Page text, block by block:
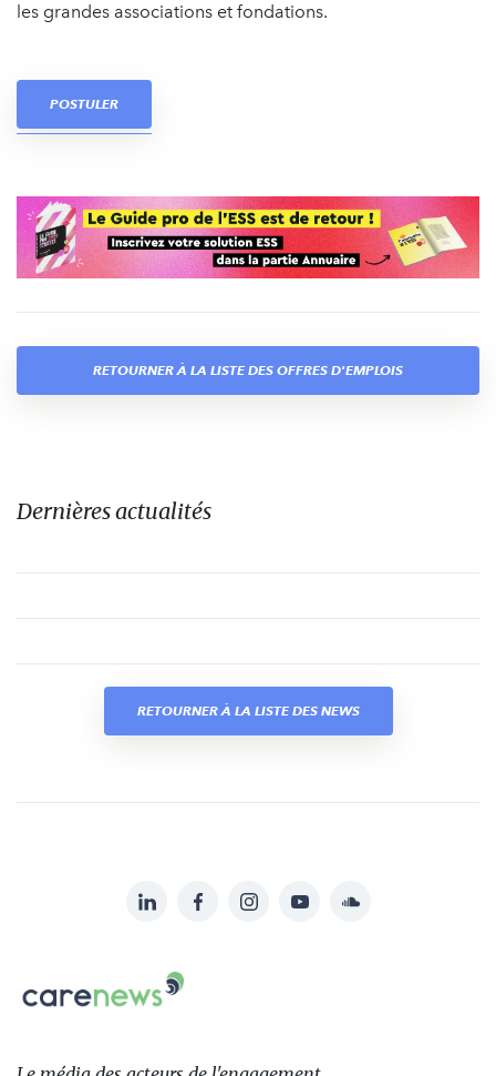
les grandes associations et fondations.
POSTULER
RETOURNER À LA LISTE DES OFFRES D'EMPLOIS
Dernières actualités
RETOURNER À LA LISTE DES NEWS
sur:
LinkedInFacebookInstagramYouTubeSoundcloud
Le
des